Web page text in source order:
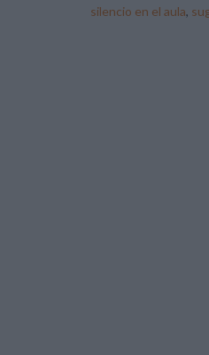
silencio en el aula,